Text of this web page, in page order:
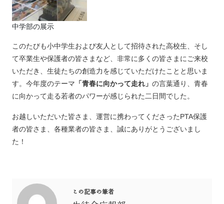
中学部の展示
このたびも小中学生および友人として招待された高校生、そし
て卒業生や保護者の皆さまなど、非常に多くの皆さまにご来校
いただき、生徒たちの創造力を感じていただけたことと思いま
す。今年度のテーマ 「青春に向かって走れ」 の言葉通り、青春
に向かって走る若者のパワーが感じられた二日間でした。
お越しいただいた皆さま、運営に携わってくださったPTA保護
者の皆さま、各種業者の皆さま、誠にありがとうございまし
た！
この記事の筆者